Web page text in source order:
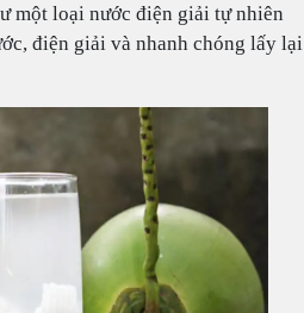
một loại nước điện giải tự nhiên
điện giải và nhanh chóng lấy lại